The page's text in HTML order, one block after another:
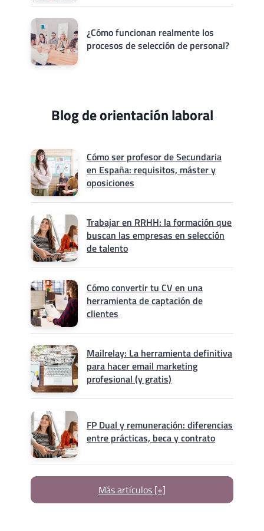
¿Cómo funcionan realmente los
procesos de selección de personal?
Blog de orientación laboral
Cómo ser profesor de Secundaria
en España: requisitos, máster y
oposiciones
Trabajar en RRHH: la formación que
buscan las empresas en selección
de talento
Cómo convertir tu CV en una
herramienta de captación de
clientes
Mailrelay: La herramienta definitiva
para hacer email marketing
profesional (y gratis)
FP Dual y remuneración: diferencias
entre prácticas, beca y contrato
Más artículos [+]